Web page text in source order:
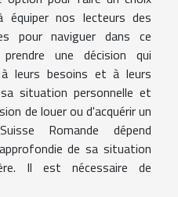
équiper nos lecteurs des
pour naviguer dans ce
une décision qui
leurs besoins et à leurs
situation personnelle et
de louer ou d'acquérir un
Romande dépend
de sa situation
Il est nécessaire de